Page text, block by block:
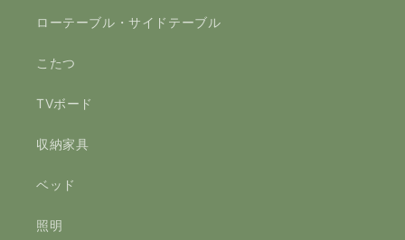
ローテーブル・サイドテーブル
こたつ
TVボード
収納家具
ベッド
照明